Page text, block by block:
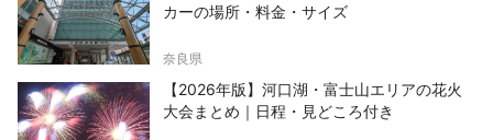
カーの場所・料金・サイズ
奈良県
【2026年版】河口湖・富士山エリアの花火
大会まとめ｜日程・見どころ付き